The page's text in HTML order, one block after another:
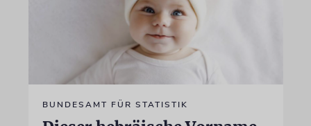
BUNDESAMT FÜR STATISTIK